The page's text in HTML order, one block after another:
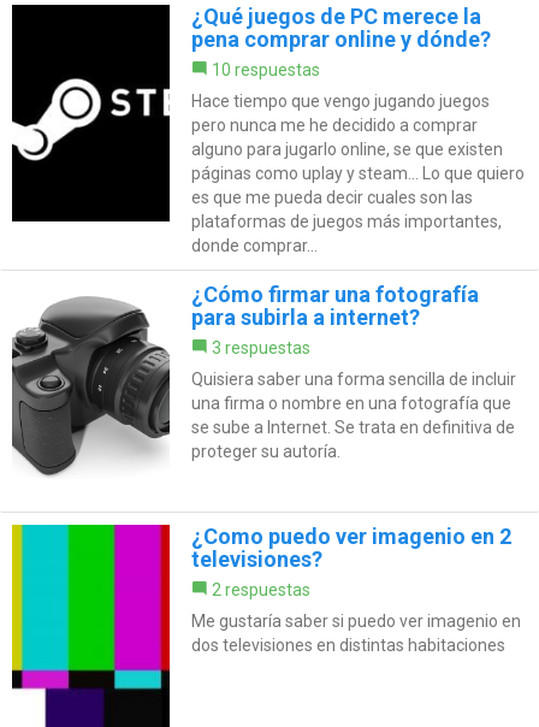
¿Qué juegos de PC merece la
pena comprar online y dónde?
10 respuestas
Hace tiempo que vengo jugando juegos
pero nunca me he decidido a comprar
alguno para jugarlo online, se que existen
páginas como uplay y steam... Lo que quiero
es que me pueda decir cuales son las
plataformas de juegos más importantes,
donde comprar...
¿Cómo firmar una fotografía
para subirla a internet?
3 respuestas
Quisiera saber una forma sencilla de incluir
una firma o nombre en una fotografía que
se sube a Internet. Se trata en definitiva de
proteger su autoría.
¿Como puedo ver imagenio en 2
televisiones?
2 respuestas
Me gustaría saber si puedo ver imagenio en
dos televisiones en distintas habitaciones